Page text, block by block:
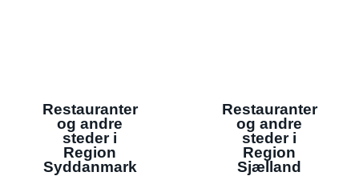
Restauranter
og andre
steder i
Region
Syddanmark
Restauranter
og andre
steder i
Region
Sjælland